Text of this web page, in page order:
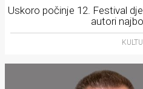
Uskoro počinje 12. Festival
autori